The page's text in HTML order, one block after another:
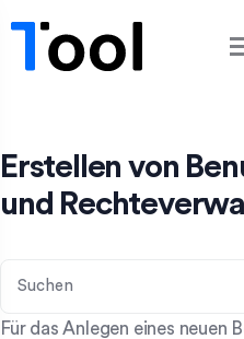
Erstellen von
und
Für das Anlegen eines neuen